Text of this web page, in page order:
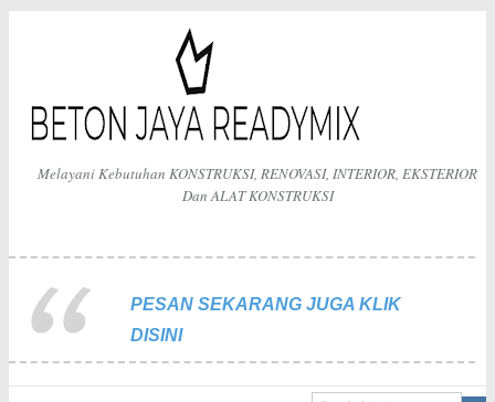
Melayani Kebutuhan KONSTRUKSI, RENOVASI, INTERIOR, EKSTERIOR
Dan ALAT KONSTRUKSI
PESAN SEKARANG JUGA KLIK
DISINI